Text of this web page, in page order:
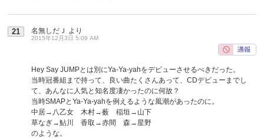
21 名無しだＪ より
2015年12月3日 5:09 AM
Hey Say JUMPとは別にYa-Ya-yahをデビューさせるべきだった。
当時冠番組まで持って、良い曲たくさんあって、CDデビューまでし
て、あんなに人気と知名度凄かったのに何故？
当時SMAPとYa-Ya-yahを例えるような風潮があったのに。
中居→八乙女 木村→薮 稲垣→山下
草なぎ→鮎川 香取→赤間 森→星野
のような。